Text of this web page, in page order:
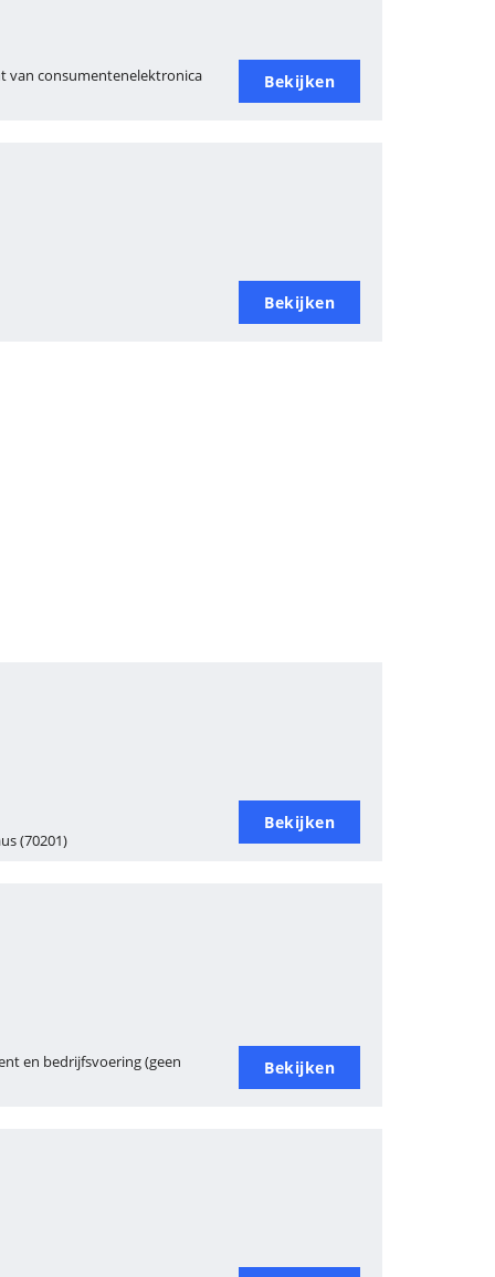
van consumentenelektronica
Bekijken
Bekijken
(70201)
Bekijken
en bedrijfsvoering (geen
Bekijken